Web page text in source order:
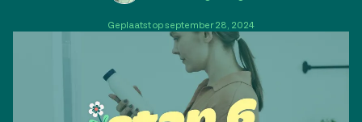
Geplaatst op september 28, 2024